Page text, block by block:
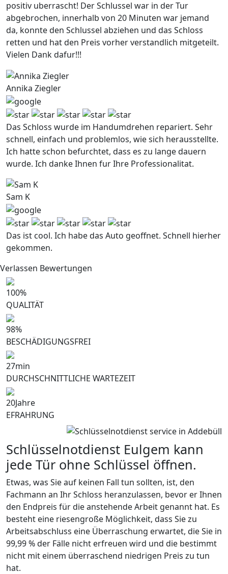
positiv uberrascht! Der Schlussel war in der Tur
abgebrochen, innerhalb von 20 Minuten war jemand
da, konnte den Schlussel abziehen und das Schloss
retten und hat den Preis vorher verstandlich mitgeteilt.
Vielen Dank dafur!!!
Annika Ziegler
Das Schloss wurde im Handumdrehen repariert. Sehr
schnell, einfach und problemlos, wie sich herausstellte.
Ich hatte schon befurchtet, dass es zu lange dauern
wurde. Ich danke Ihnen fur Ihre Professionalitat.
Sam K
Das ist cool. Ich habe das Auto geoffnet. Schnell hierher
gekommen.
Verlassen Bewertungen
100%
QUALITÄT
98%
BESCHÄDIGUNGSFREI
27min
DURCHSCHNITTLICHE WARTEZEIT
20Jahre
EFRAHRUNG
Schlüsselnotdienst Eulgem kann
jede Tür ohne Schlüssel öffnen.
Etwas, was Sie auf keinen Fall tun sollten, ist, den
Fachmann an Ihr Schloss heranzulassen, bevor er Ihnen
den Endpreis für die anstehende Arbeit genannt hat. Es
besteht eine riesengroße Möglichkeit, dass Sie zu
Arbeitsabschluss eine Überraschung erwartet, die Sie in
99,99 % der Fälle nicht erfreuen wird und die bestimmt
nicht mit einem überraschend niedrigen Preis zu tun
hat.